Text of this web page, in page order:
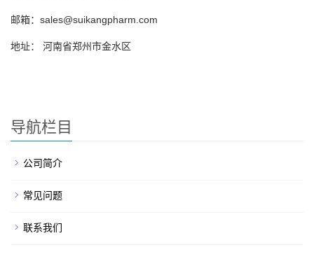
邮箱： sales@suikangpharm.com
地址： 河南省郑州市金水区
导航栏目
公司简介
常见问题
联系我们